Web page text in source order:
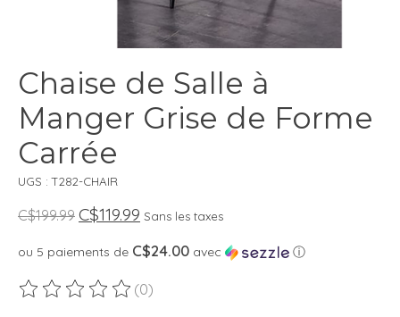
Chaise de Salle à
Manger Grise de Forme
Carrée
UGS : T282-CHAIR
C$199.99 C$119.99 Sans les taxes
ou 5 paiements de C$24.00 avec ⓘ
Ce produit est évalué à
(0)